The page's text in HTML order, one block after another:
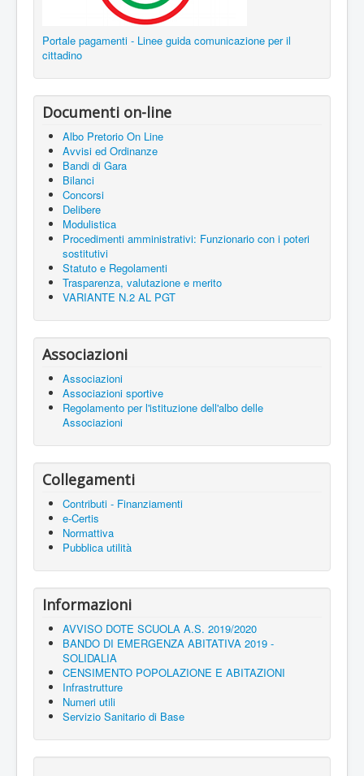
Portale pagamenti - Linee guida comunicazione per il
cittadino
Documenti on-line
Albo Pretorio On Line
Avvisi ed Ordinanze
Bandi di Gara
Bilanci
Concorsi
Delibere
Modulistica
Procedimenti amministrativi: Funzionario con i poteri
sostitutivi
Statuto e Regolamenti
Trasparenza, valutazione e merito
VARIANTE N.2 AL PGT
Associazioni
Associazioni
Associazioni sportive
Regolamento per l'istituzione dell'albo delle
Associazioni
Collegamenti
Contributi - Finanziamenti
e-Certis
Normattiva
Pubblica utilità
Informazioni
AVVISO DOTE SCUOLA A.S. 2019/2020
BANDO DI EMERGENZA ABITATIVA 2019 -
SOLIDALIA
CENSIMENTO POPOLAZIONE E ABITAZIONI
Infrastrutture
Numeri utili
Servizio Sanitario di Base